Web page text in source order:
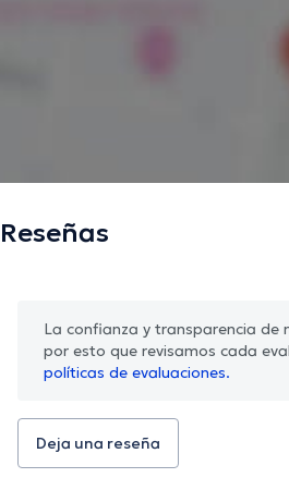
Reseñas
La confianza y transparencia de
por esto que revisamos cada
políticas de evaluaciones.
Deja una reseña